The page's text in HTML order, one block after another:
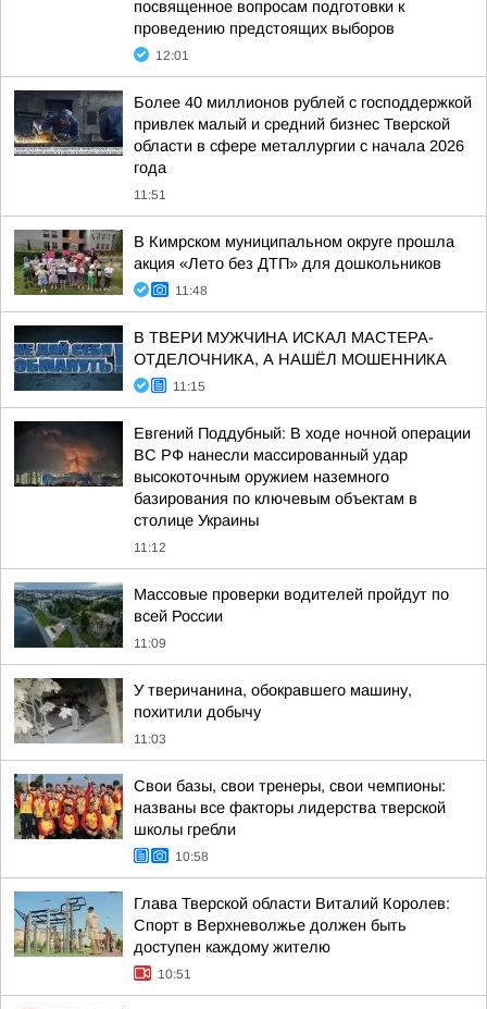
посвященное вопросам подготовки к
проведению предстоящих выборов
12:01
Более 40 миллионов рублей с господдержкой
привлек малый и средний бизнес Тверской
области в сфере металлургии с начала 2026
года
11:51
В Кимрском муниципальном округе прошла
акция «Лето без ДТП» для дошкольников
11:48
В ТВЕРИ МУЖЧИНА ИСКАЛ МАСТЕРА-
ОТДЕЛОЧНИКА, А НАШЁЛ МОШЕННИКА
11:15
Евгений Поддубный: В ходе ночной операции
ВС РФ нанесли массированный удар
высокоточным оружием наземного
базирования по ключевым объектам в
столице Украины
11:12
Массовые проверки водителей пройдут по
всей России
11:09
У тверичанина, обокравшего машину,
похитили добычу
11:03
Свои базы, свои тренеры, свои чемпионы:
названы все факторы лидерства тверской
школы гребли
10:58
Глава Тверской области Виталий Королев:
Спорт в Верхневолжье должен быть
доступен каждому жителю
10:51